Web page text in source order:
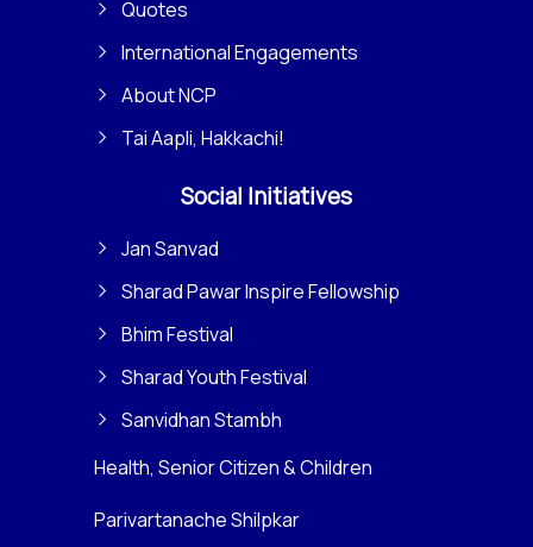
Quotes
International Engagements
About NCP
Tai Aapli, Hakkachi!
Social Initiatives
Jan Sanvad
Sharad Pawar Inspire Fellowship
Bhim Festival
Sharad Youth Festival
Sanvidhan Stambh
Health, Senior Citizen & Children
Parivartanache Shilpkar